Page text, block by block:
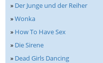
» Der Junge und der Reiher
»Wonka
» How To Have Sex
» Die Sirene
» Dead Girls Dancing